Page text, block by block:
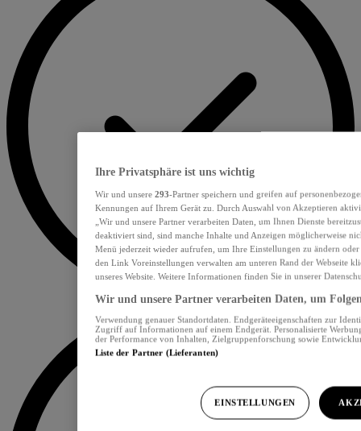
Ihre Privatsphäre ist uns wichtig
Wir und unsere 293-Partner speichern und greifen auf
Kennungen auf Ihrem Gerät zu. Durch Auswahl von Akzeptieren
„Wir und unsere Partner verarbeiten Daten, um Ihnen Dienste
deaktiviert sind, sind manche Inhalte und Anzeigen möglicherweise
Menü jederzeit wieder aufrufen, um Ihre Einstellungen zu ändern
den Link Voreinstellungen verwalten am unteren Rand der Webseite
unseres Website. Weitere Informationen finden Sie in unserer
Wir und unsere Partner verarbeiten Daten, um
Verwendung genauer Standortdaten. Endgeräteeigenschaften zur
Zugriff auf Informationen auf einem Endgerät. Personalisierte
der Performance von Inhalten, Zielgruppenforschung sowie
Liste der Partner (Lieferanten)
EINSTELLUNGEN